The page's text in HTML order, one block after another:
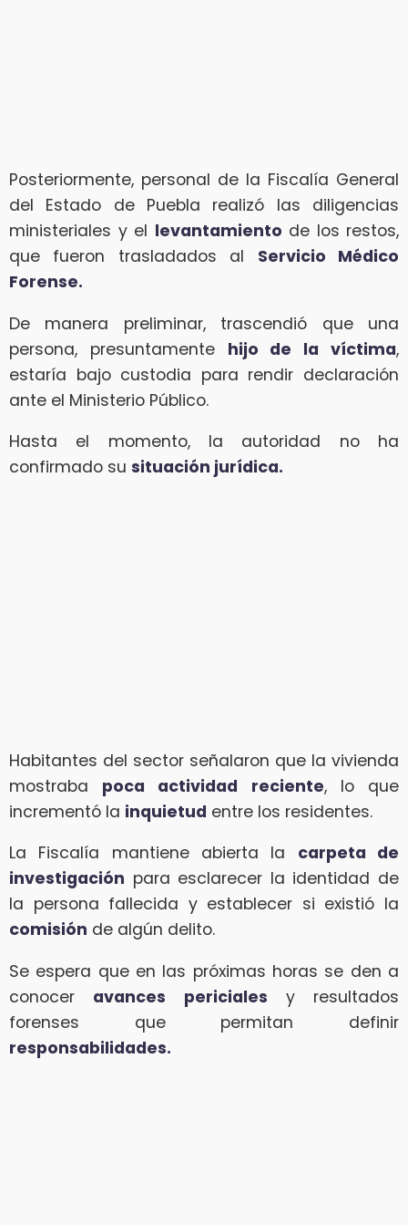
Posteriormente, personal de la Fiscalía General
del Estado de Puebla realizó las diligencias
ministeriales y el levantamiento de los restos,
que fueron trasladados al Servicio Médico
Forense.
De manera preliminar, trascendió que una
persona, presuntamente hijo de la víctima,
estaría bajo custodia para rendir declaración
ante el Ministerio Público.
Hasta el momento, la autoridad no ha
confirmado su situación jurídica.
Habitantes del sector señalaron que la vivienda
mostraba poca actividad reciente, lo que
incrementó la inquietud entre los residentes.
La Fiscalía mantiene abierta la carpeta de
investigación para esclarecer la identidad de
la persona fallecida y establecer si existió la
comisión de algún delito.
Se espera que en las próximas horas se den a
conocer avances periciales y resultados
forenses que permitan definir
responsabilidades.